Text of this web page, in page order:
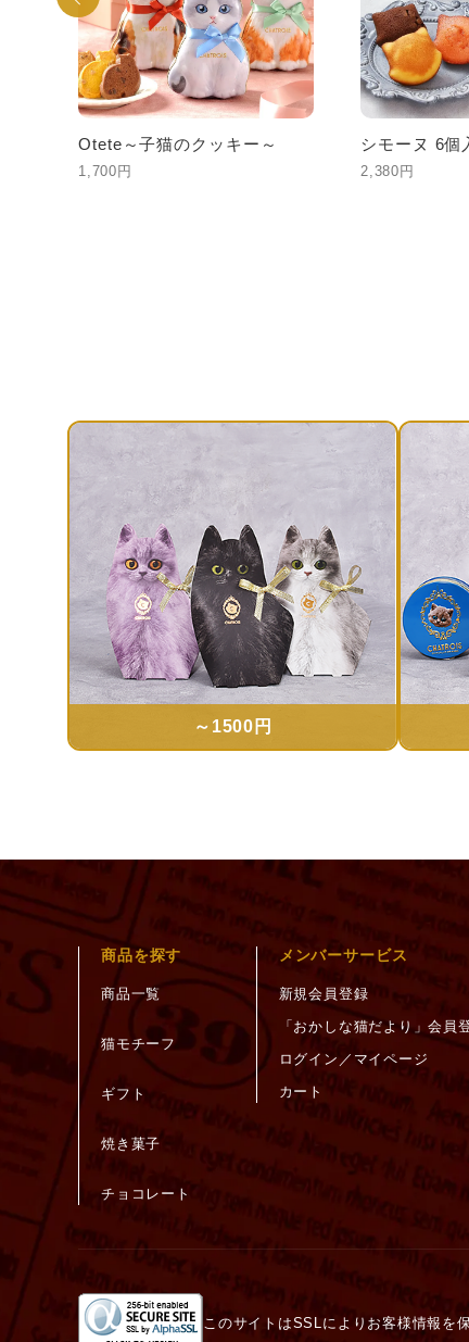
Otete～子猫のクッキー～
1,700円
シモーヌ 6個
2,380円
～1500円
商品を探す
商品一覧
猫モチーフ
ギフト
焼き菓子
チョコレート
メンバーサービス
新規会員登録
「おかしな猫だより」会員
ログイン／マイページ
カート
このサイトはSSLによりお客様情報を